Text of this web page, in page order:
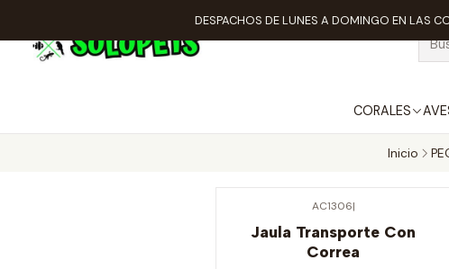
CORALES
DESPACHOS DE LUNES A DOMINGO EN LAS
Inicio
AC1306|
Jaula Transporte Con
Correa